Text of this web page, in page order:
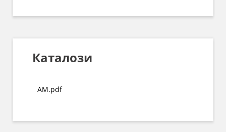
Каталози
AM.pdf